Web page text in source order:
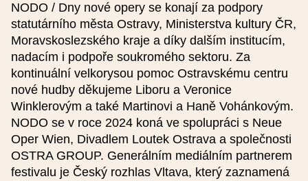
NODO / Dny nové opery se konají za podpory
statutárního města Ostravy, Ministerstva kultury ČR,
Moravskoslezského kraje a díky dalším institucím,
nadacím i podpoře soukromého sektoru. Za
kontinuální velkorysou pomoc Ostravskému centru
nové hudby děkujeme Liboru a Veronice
Winklerovým a také Martinovi a Haně Vohánkovým.
NODO se v roce 2024 koná ve spolupráci s Neue
Oper Wien, Divadlem Loutek Ostrava a společnosti
OSTRA GROUP. Generálním mediálním partnerem
festivalu je Český rozhlas Vltava, který zaznamená